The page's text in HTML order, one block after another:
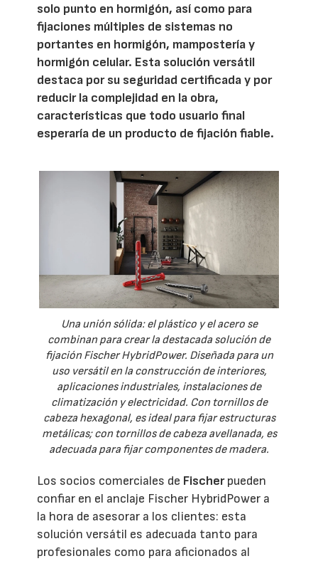
solo punto en hormigón, así como para
fijaciones múltiples de sistemas no
portantes en hormigón, mampostería y
hormigón celular. Esta solución versátil
destaca por su seguridad certificada y por
reducir la complejidad en la obra,
características que todo usuario final
esperaría de un producto de fijación fiable.
Una unión sólida: el plástico y el acero se
combinan para crear la destacada solución de
fijación Fischer HybridPower. Diseñada para un
uso versátil en la construcción de interiores,
aplicaciones industriales, instalaciones de
climatización y electricidad. Con tornillos de
cabeza hexagonal, es ideal para fijar estructuras
metálicas; con tornillos de cabeza avellanada, es
adecuada para fijar componentes de madera.
Los socios comerciales de Fischerpueden
confiar en el anclaje Fischer HybridPower a
la hora de asesorar a los clientes: esta
solución versátil es adecuada tanto para
profesionales como para aficionados al